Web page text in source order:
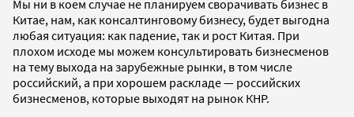
Мы ни в коем случае не планируем сворачивать бизнес в
Китае, нам, как консалтинговому бизнесу, будет выгодна
любая ситуация: как падение, так и рост Китая. При
плохом исходе мы можем консультировать бизнесменов
на тему выхода на зарубежные рынки, в том числе
российский, а при хорошем раскладе — российских
бизнесменов, которые выходят на рынок КНР.